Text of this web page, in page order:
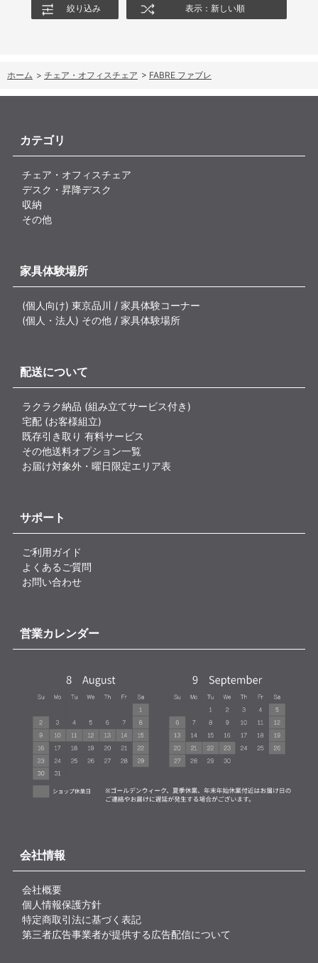
絞り込み 表示：新しい順
ホーム > チェア・オフィスチェア > FABRE ファブレ
カテゴリ
チェア・オフィスチェア
デスク・昇降デスク
収納
その他
家具体験場所
(個人向け) 東京品川 / 家具体験コーナー
(個人・法人) その他 / 家具体験場所
配送について
ラクラク納品 (組み立てサービス付き)
宅配 (お客様組立)
既存引き取り 有料サービス
その他送料オプション一覧
お届け対象外・曜日限定エリア表
サポート
ご利用ガイド
よくあるご質問
お問い合わせ
営業カレンダー
会社情報
会社概要
個人情報保護方針
特定商取引法に基づく表記
第三者広告事業者が提供する広告配信について